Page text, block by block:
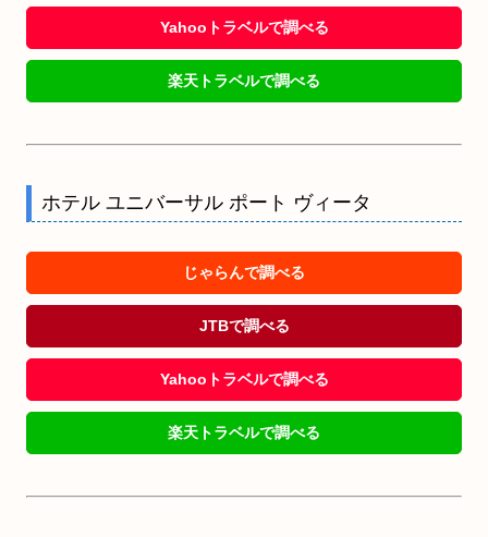
Yahooトラベルで調べる
楽天トラベルで調べる
ホテル ユニバーサル ポート ヴィータ
じゃらんで調べる
JTBで調べる
Yahooトラベルで調べる
楽天トラベルで調べる